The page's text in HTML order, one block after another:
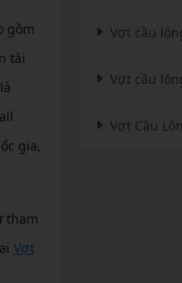
gồm
tài
gia,
tham
Vợt
Vợt cầu
Vợt cầu
Vợt Cầu